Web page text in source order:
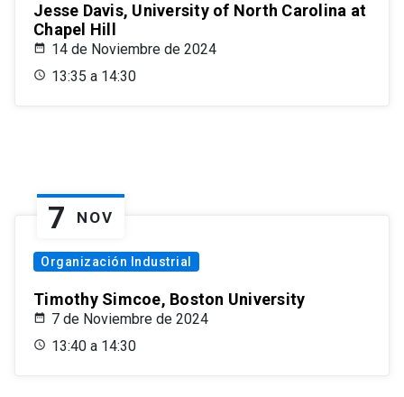
Jesse Davis, University of North Carolina at
Chapel Hill
14 de Noviembre de 2024
13:35 a 14:30
7 NOV
Organización Industrial
Timothy Simcoe, Boston University
7 de Noviembre de 2024
13:40 a 14:30